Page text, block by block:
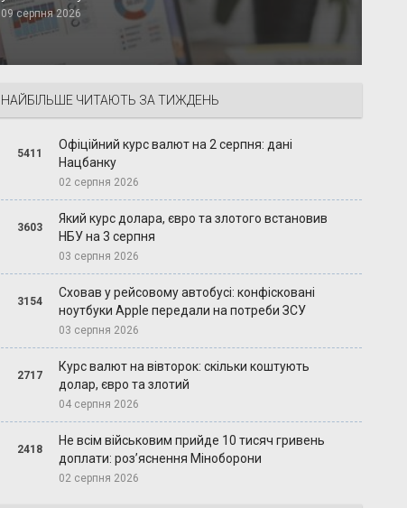
09 серпня 2026
НАЙБІЛЬШЕ ЧИТАЮТЬ ЗА ТИЖДЕНЬ
5411
Офіційний курс валют на 2 серпня: дані
Нацбанку
02 серпня 2026
3603
Який курс долара, євро та злотого встановив
НБУ на 3 серпня
03 серпня 2026
3154
Сховав у рейсовому автобусі: конфісковані
ноутбуки Apple передали на потреби ЗСУ
03 серпня 2026
2717
Курс валют на вівторок: скільки коштують
долар, євро та злотий
04 серпня 2026
2418
Не всім військовим прийде 10 тисяч гривень
доплати: роз’яснення Міноборони
02 серпня 2026